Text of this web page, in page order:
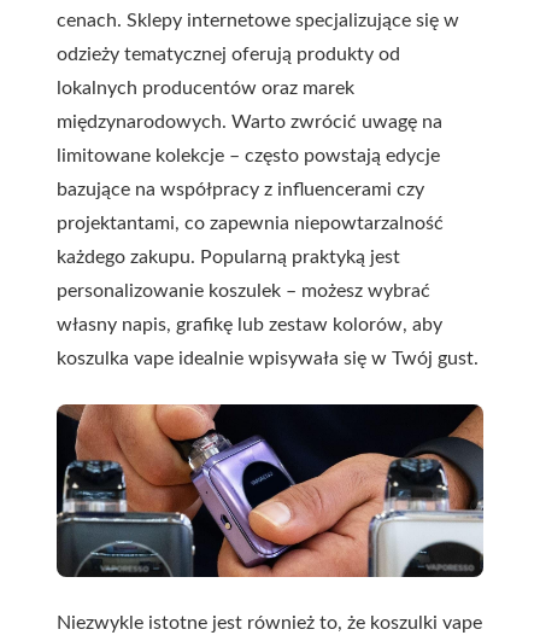
cenach. Sklepy internetowe specjalizujące się w
odzieży tematycznej oferują produkty od
lokalnych producentów oraz marek
międzynarodowych. Warto zwrócić uwagę na
limitowane kolekcje – często powstają edycje
bazujące na współpracy z influencerami czy
projektantami, co zapewnia niepowtarzalność
każdego zakupu. Popularną praktyką jest
personalizowanie koszulek – możesz wybrać
własny napis, grafikę lub zestaw kolorów, aby
koszulka vape idealnie wpisywała się w Twój gust.
Niezwykle istotne jest również to, że koszulki vape